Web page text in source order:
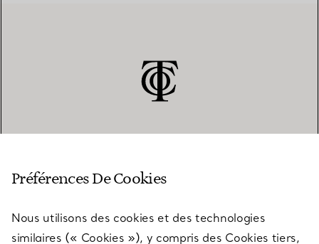
SERVICES
Préférences De Cookies
Nous utilisons des cookies et des technologies
similaires (« Cookies »), y compris des Cookies tiers,